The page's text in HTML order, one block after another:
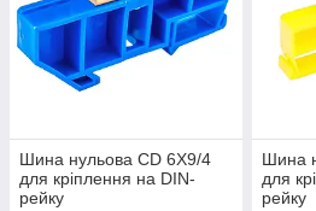
Шина нульова CD 6X9/4
для кріплення на DIN-
рейку
Шина
для
рейку